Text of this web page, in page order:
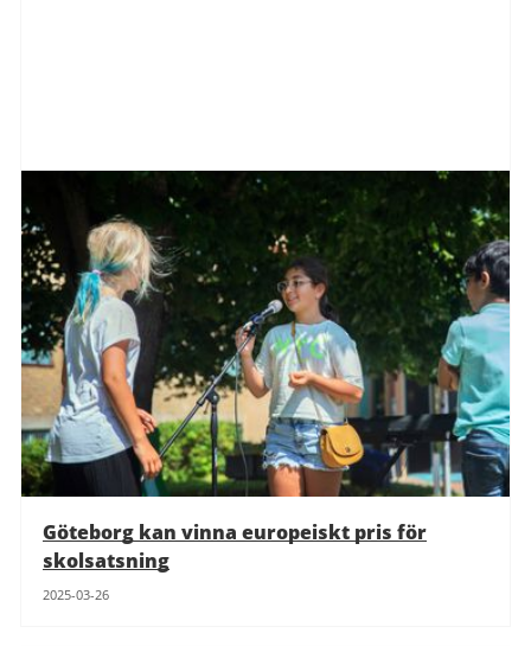
Göteborg kan vinna europeiskt pris för
skolsatsning
2025-03-26